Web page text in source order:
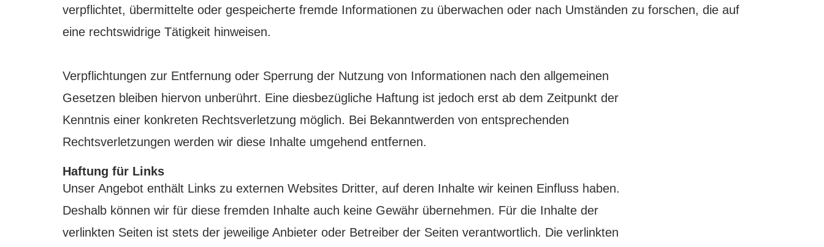
verpflichtet, übermittelte oder gespeicherte fremde Informationen zu überwachen oder nach Umständen zu forschen, die auf
eine rechtswidrige Tätigkeit hinweisen.
Verpflichtungen zur Entfernung oder Sperrung der Nutzung von Informationen nach den allgemeinen
Gesetzen bleiben hiervon unberührt. Eine diesbezügliche Haftung ist jedoch erst ab dem Zeitpunkt der
Kenntnis einer konkreten Rechtsverletzung möglich. Bei Bekanntwerden von entsprechenden
Rechtsverletzungen werden wir diese Inhalte umgehend entfernen.
Haftung für Links
Unser Angebot enthält Links zu externen Websites Dritter, auf deren Inhalte wir keinen Einfluss haben.
Deshalb können wir für diese fremden Inhalte auch keine Gewähr übernehmen. Für die Inhalte der
verlinkten Seiten ist stets der jeweilige Anbieter oder Betreiber der Seiten verantwortlich. Die verlinkten